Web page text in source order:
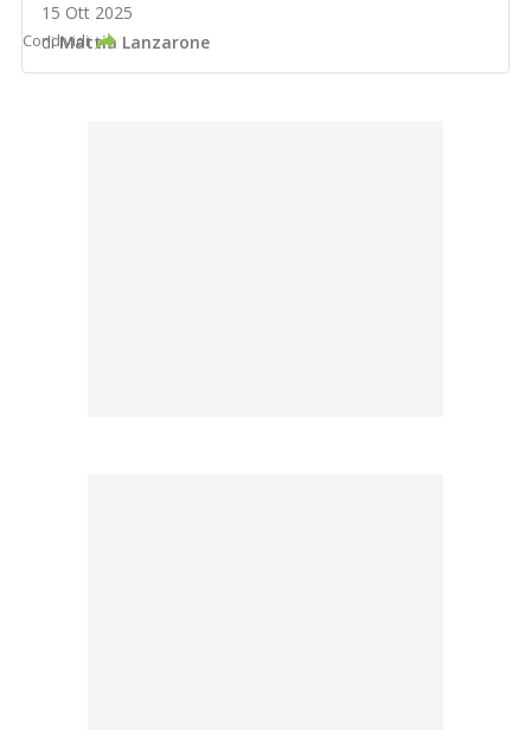
15 Ott 2025
diMattia Lanzarone
Condividi